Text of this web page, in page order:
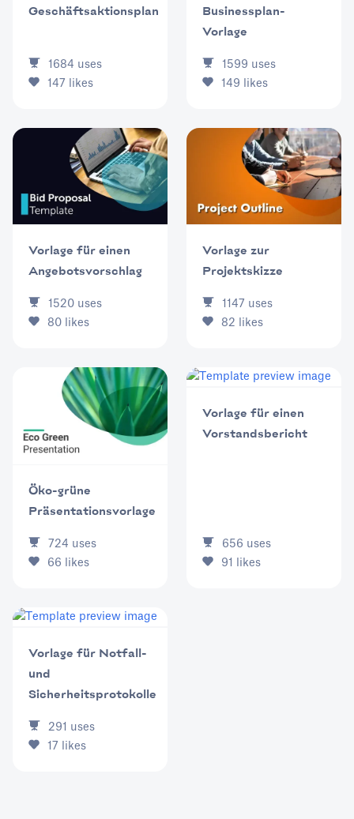
Geschäftsaktionsplan
1684 uses
147 likes
Businessplan-
Vorlage
1599 uses
149 likes
Vorlage für einen
Angebotsvorschlag
1520 uses
80 likes
Vorlage zur
Projektskizze
1147 uses
82 likes
Öko-grüne
Präsentationsvorlage
724 uses
66 likes
Vorlage für einen
Vorstandsbericht
656 uses
91
likes
Vorlage für Notfall-
und
Sicherheitsprotokolle
291 uses
17 likes